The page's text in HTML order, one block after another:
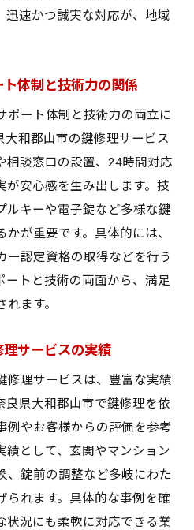
迅速かつ誠実な対応が、地域
体制と技術力の関係
ポート体制と技術力の両立に
大和郡山市の鍵修理サービス
相談窓口の設置、24時間対応
が安心感を生み出します。技
ルキーや電子錠など多様な鍵
が重要です。具体的には、
ー認定資格の取得などを行う
ートと技術の両面から、満足
ます。
理サービスの実績
修理サービスは、豊富な実績
良県大和郡山市で鍵修理を依
例やお客様からの評価を参考
績として、玄関やマンション
、錠前の調整など多岐にわた
られます。具体的な事例を確
状況にも柔軟に対応できる業